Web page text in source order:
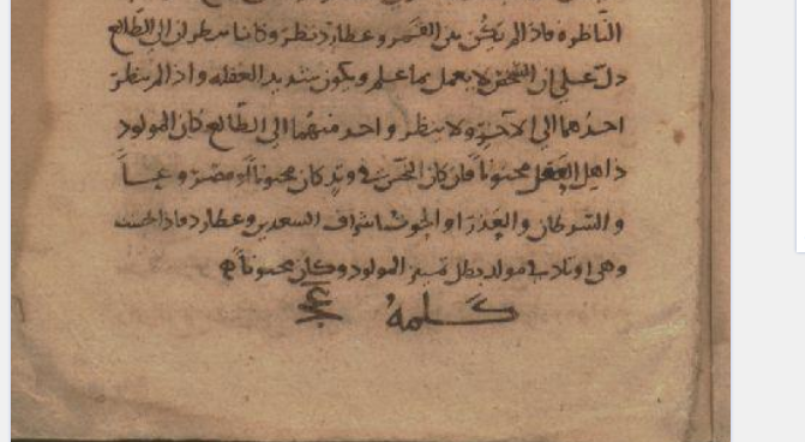
Arabic Works
Arabic Manuscripts
Latin Works
Latin Manuscripts
Latin Early Prints
Images
Texts
Glossary
Resources